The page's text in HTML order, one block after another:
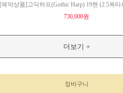
[예약상품]고딕하프(Gothic Harp) 19현 (2.5옥타
730,000원
더보기 +
장바구니